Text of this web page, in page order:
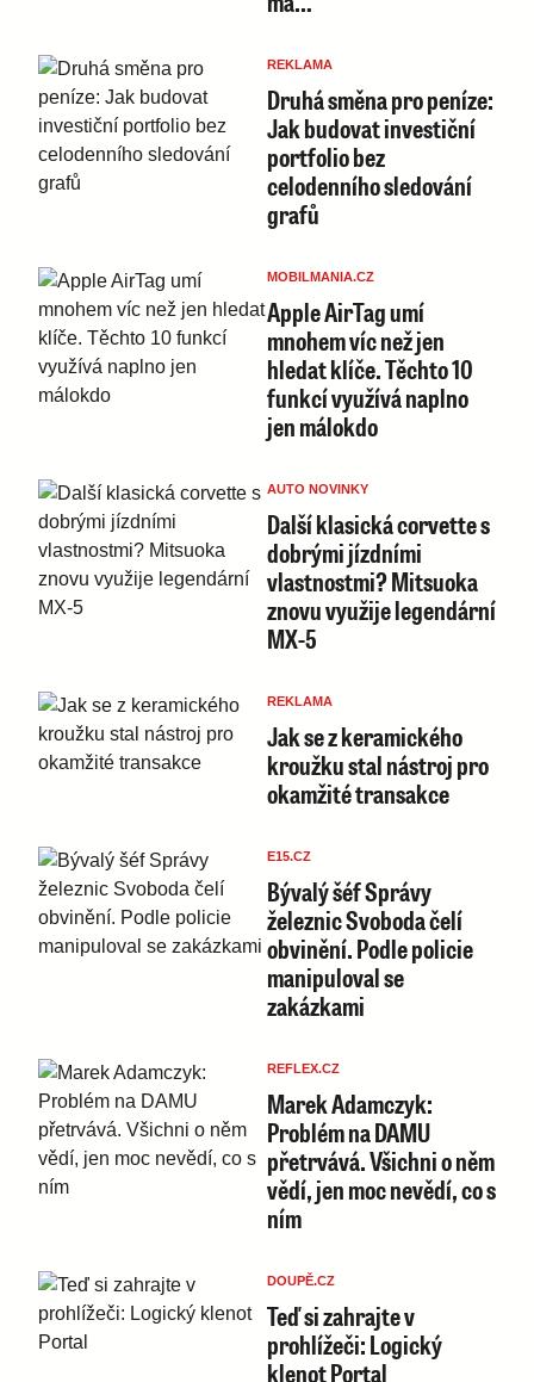
REKLAMA
Druhá směna pro peníze:
Jak budovat investiční
portfolio bez
celodenního sledování
grafů
MOBILMANIA.CZ
Apple AirTag umí
mnohem víc než jen
hledat klíče. Těchto 10
funkcí využívá naplno
jen málokdo
AUTO NOVINKY
Další klasická corvette s
dobrými jízdními
vlastnostmi? Mitsuoka
znovu využije legendární
MX-5
REKLAMA
Jak se z keramického
kroužku stal nástroj pro
okamžité transakce
E15.CZ
Bývalý šéf Správy
železnic Svoboda čelí
obvinění. Podle policie
manipuloval se
zakázkami
REFLEX.CZ
Marek Adamczyk:
Problém na DAMU
přetrvává. Všichni o něm
vědí, jen moc nevědí, co s
ním
DOUPĚ.CZ
Teď si zahrajte v
prohlížeči: Logický
klenot Portal